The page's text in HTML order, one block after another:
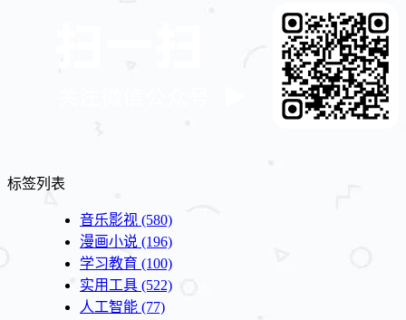
标签列表
音乐影视 (580)
漫画小说 (196)
学习教育 (100)
实用工具 (522)
人工智能 (77)